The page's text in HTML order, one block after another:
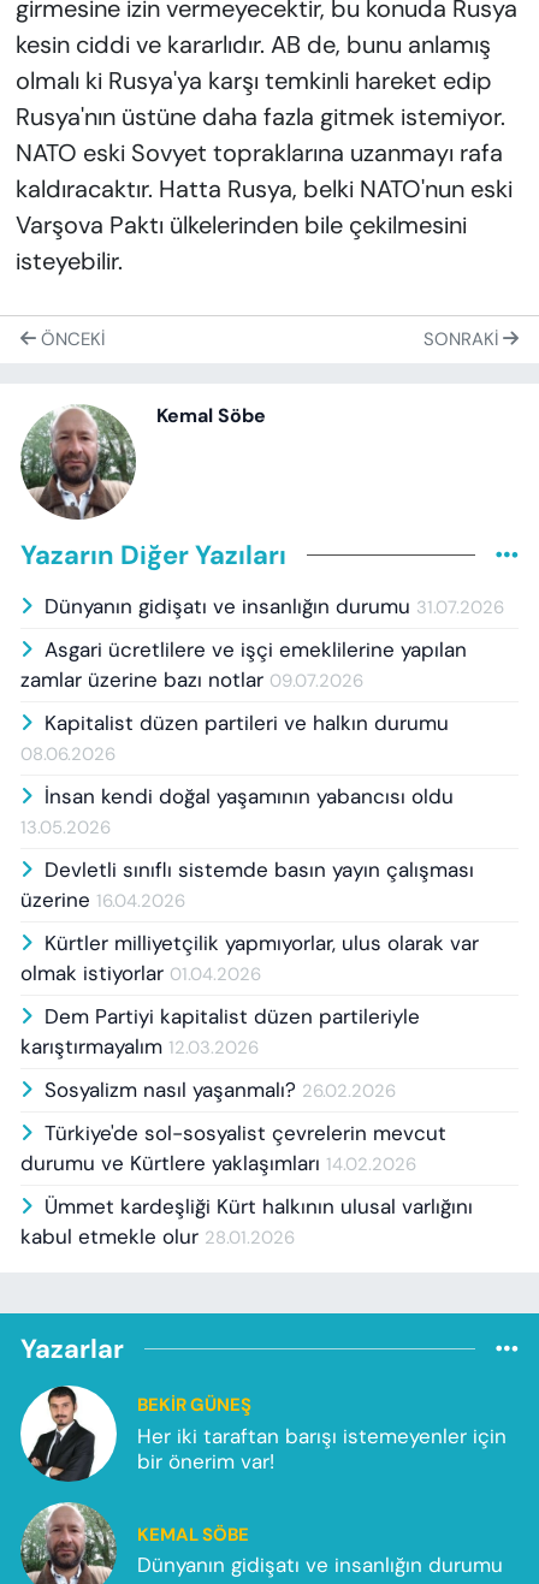
girmesine izin vermeyecektir, bu konuda Rusya
kesin ciddi ve kararlıdır. AB de, bunu anlamış
olmalı ki Rusya'ya karşı temkinli hareket edip
Rusya'nın üstüne daha fazla gitmek istemiyor.
NATO eski Sovyet topraklarına uzanmayı rafa
kaldıracaktır. Hatta Rusya, belki NATO'nun eski
Varşova Paktı ülkelerinden bile çekilmesini
isteyebilir.
ÖNCEKI SONRAKI
Kemal Söbe
Yazarın Diğer Yazıları
Dünyanın gidişatı ve insanlığın durumu 31.07.2026
Asgari ücretlilere ve işçi emeklilerine yapılan
zamlar üzerine bazı notlar 09.07.2026
Kapitalist düzen partileri ve halkın durumu
08.06.2026
İnsan kendi doğal yaşamının yabancısı oldu
13.05.2026
Devletli sınıflı sistemde basın yayın çalışması
üzerine 16.04.2026
Kürtler milliyetçilik yapmıyorlar, ulus olarak var
olmak istiyorlar 01.04.2026
Dem Partiyi kapitalist düzen partileriyle
karıştırmayalım 12.03.2026
Sosyalizm nasıl yaşanmalı? 26.02.2026
Türkiye'de sol-sosyalist çevrelerin mevcut
durumu ve Kürtlere yaklaşımları 14.02.2026
Ümmet kardeşliği Kürt halkının ulusal varlığını
kabul etmekle olur 28.01.2026
Yazarlar
BEKIR GÜNEŞ
Her iki taraftan barışı istemeyenler için
bir önerim var!
KEMAL SÖBE
Dünyanın gidişatı ve insanlığın durumu